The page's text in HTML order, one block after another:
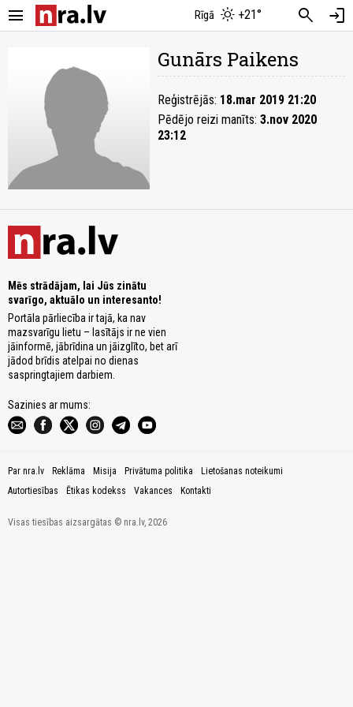
menu Rīgā +21° search login
Gunārs Paikens
Reģistrējās: 18.mar 2019 21:20
Pēdējo reizi manīts: 3.nov 2020
23:12
Mēs strādājam, lai Jūs zinātu
svarīgo, aktuālo un interesanto!
Portāla pārliecība ir tajā, ka nav
mazsvarīgu lietu – lasītājs ir ne vien
jāinformē, jābrīdina un jāizglīto, bet arī
jādod brīdis atelpai no dienas
saspringtajiem darbiem.
Sazinies ar mums:
Par nra.lv Reklāma Misija Privātuma politika
Lietošanas noteikumi
Autortiesības
Ētikas kodekss Vakances Kontakti
Visas tiesības aizsargātas © nra.lv, 2026